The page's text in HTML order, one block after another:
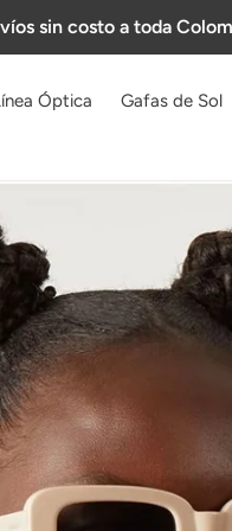
sin costo a toda
Óptica Gafas de Sol